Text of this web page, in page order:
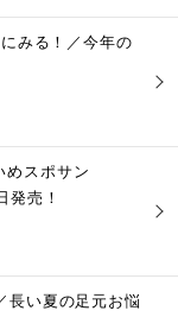
みる！／今年の
めスポサン
発売！
長い夏の足元お悩